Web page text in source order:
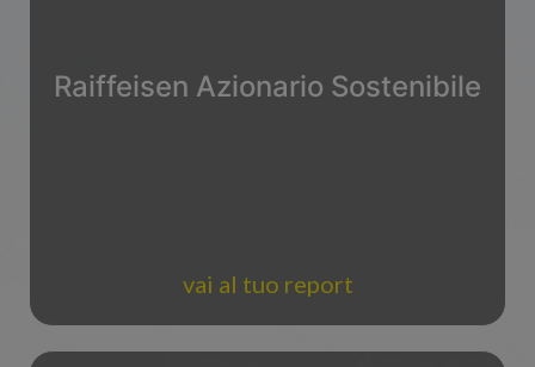
Raiffeisen Azionario Sostenibile
vai al tuo report